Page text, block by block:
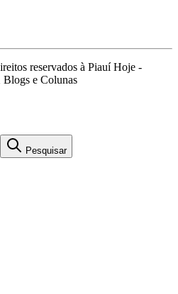
reservados à Piauí Hoje -
e Colunas
Pesquisar